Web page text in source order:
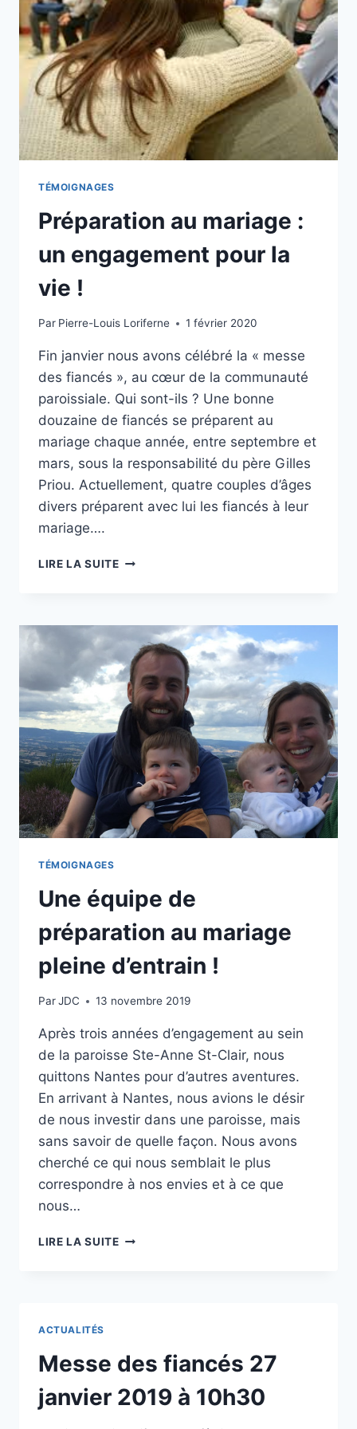
TÉMOIGNAGES
Préparation au mariage :
un engagement pour la
vie !
Par Pierre-Louis Loriferne 1 février 2020
Fin janvier nous avons célébré la « messe
des fiancés », au cœur de la communauté
paroissiale. Qui sont-ils ? Une bonne
douzaine de fiancés se préparent au
mariage chaque année, entre septembre et
mars, sous la responsabilité du père Gilles
Priou. Actuellement, quatre couples d’âges
divers préparent avec lui les fiancés à leur
mariage….
LIRE LA SUITEPRÉPARATION
UN
ENGAGEMENT
POUR
LA
VIE
!
TÉMOIGNAGES
Une équipe de
préparation au mariage
pleine d’entrain !
ParJDC 13 novembre 2019
Après trois années d’engagement au sein
de la paroisse Ste-Anne St-Clair, nous
quittons Nantes pour d’autres aventures.
En arrivant à Nantes, nous avions le désir
de nous investir dans une paroisse, mais
sans savoir de quelle façon. Nous avons
cherché ce qui nous semblait le plus
correspondre à nos envies et à ce que
nous…
LIRE LA SUITEUNE
D’ENTRAIN
!
ACTUALITÉS
Messe des fiancés 27
janvier 2019 à 10h30